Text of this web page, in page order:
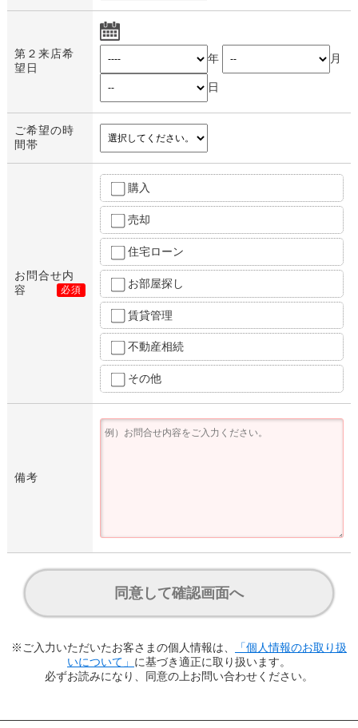
第２来店希
望日
年 月
日
ご希望の時
間帯
お問合せ内
容
必須
購入
売却
住宅ローン
お部屋探し
賃貸管理
不動産相続
その他
備考
同意して確認画面へ
※ご入力いただいたお客さまの個人情報は、
「個人情報のお取り扱
いについて」 に基づき適正に取り扱います。
必ずお読みになり、同意の上お問い合わせください。